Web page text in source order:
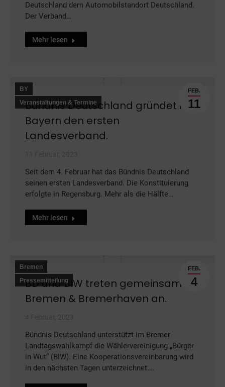
Deutschland dem Automobilstandort Deutschland.
Der Verband…
Mehr lesen
FEB.
11
BY
Veranstaltungen & Termine
Bündnis Deutschland gründet in
Bayern den ersten
Landesverband.
Seit dem 4. Februar hat das Bündnis Deutschland
seinen ersten Landesverband. Die Konstituierung
erfolgte in Regensburg. Mehr als die Hälfte…
Mehr lesen
FEB.
4
Bremen
Pressemitteilung
BD und BIW treten gemeinsam in
Bremen & Bremerhaven an.
Bündnis Deutschland unterstützt im Bremer
Landtagswahlkampf die Wählervereinigung „Bürger
in Wut“ (BIW). Eine Kooperationsvereinbarung wird
in den nächsten Tagen unterzeichnet.…